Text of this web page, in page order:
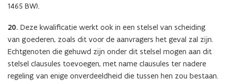
1465 BW).
20. Deze kwalificatie werkt ook in een stelsel van scheiding
van goederen, zoals dit voor de aanvragers het geval zal zijn.
Echtgenoten die gehuwd zijn onder dit stelsel mogen aan dit
stelsel clausules toevoegen, met name clausules ter nadere
regeling van enige onverdeeldheid die tussen hen zou bestaan.